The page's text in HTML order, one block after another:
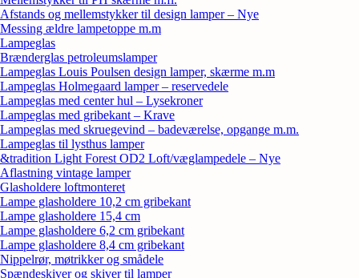
Afstands og mellemstykker til design lamper – Nye
Messing ældre lampetoppe m.m
Lampeglas
Brænderglas petroleumslamper
Lampeglas Louis Poulsen design lamper, skærme m.m
Lampeglas Holmegaard lamper – reservedele
Lampeglas med center hul – Lysekroner
Lampeglas med gribekant – Krave
Lampeglas med skruegevind – badeværelse, opgange m.m.
Lampeglas til lysthus lamper
&tradition Light Forest OD2 Loft/væglampedele – Nye
Aflastning vintage lamper
Glasholdere loftmonteret
Lampe glasholdere 10,2 cm gribekant
Lampe glasholdere 15,4 cm
Lampe glasholdere 6,2 cm gribekant
Lampe glasholdere 8,4 cm gribekant
Nippelrør, møtrikker og smådele
Spændeskiver og skiver til lamper